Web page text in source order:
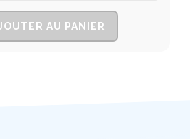
AU PANIER